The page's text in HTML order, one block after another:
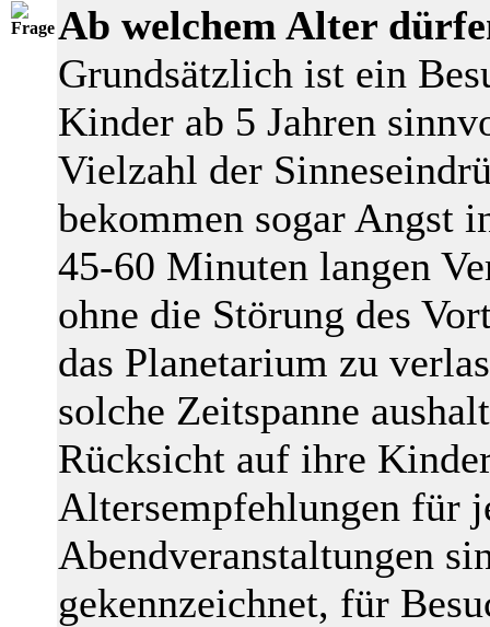
Ab welchem Alter
Grundsätzlich ist ein
Kinder ab 5 Jahren
Vielzahl der
bekommen sogar Angst
45-60 Minuten langen
ohne die Störung des
das Planetarium zu
solche Zeitspanne
Rücksicht auf ihre
Altersempfehlungen für
Abendveranstaltungen
gekennzeichnet, für